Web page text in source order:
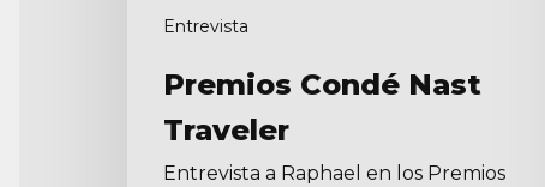
Entrevista
Premios Condé Nast
Traveler
Entrevista a Raphael en los Premios